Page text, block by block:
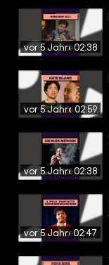
vor 5 Jahren02:38
vor 5 Jahren02:59
vor 5 Jahren02:38
vor 5 Jahren02:47